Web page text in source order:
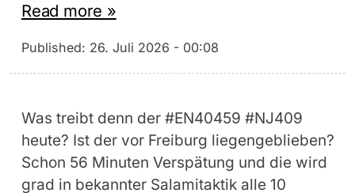
Read more »
Published: 26. Juli 2026 - 00:08
Was treibt denn der #EN40459 #NJ409
heute? Ist der vor Freiburg liegengeblieben?
Schon 56 Minuten Verspätung und die wird
grad in bekannter Salamitaktik alle 10